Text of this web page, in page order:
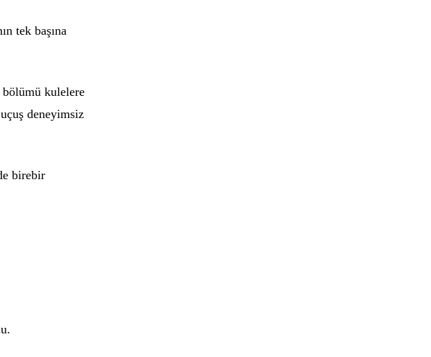
tek başına
bölümü kulelere
deneyimsiz
birebir